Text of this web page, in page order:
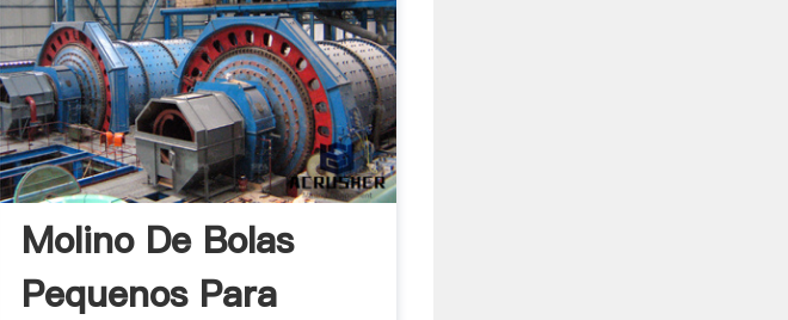
Molino De Bolas
Pequenos Para